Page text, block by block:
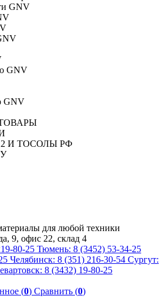
GNV
GNV
GNV
И ТОСОЛЫ РФ
для любой техники
9, офис 22, склад 4
80-25 Тюмень: 8 (3452) 53-34-25
Челябинск: 8 (351) 216-30-54 Сургут:
8 (3432) 19-80-25
(0) Сравнить (0)